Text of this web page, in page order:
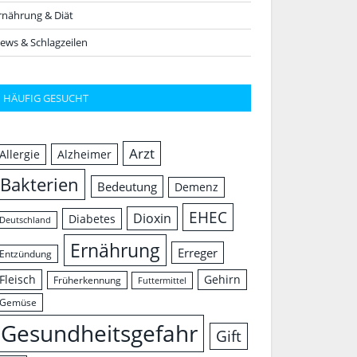
& Diät
& Schlagzeilen
HÄUFIG GESUCHT
Allergie Alzheimer Arzt
Bakterien Bedeutung Demenz
Deutschland Diabetes Dioxin EHEC
Entzündung Ernährung Erreger
Fleisch Früherkennung Futtermittel Gehirn
Gemüse
Gesundheitsgefahr Gift